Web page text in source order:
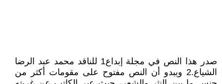
صدر هذا النص في مجلة إبداع1 للناقد محمد عبد الرضا
الشياع.2 ويبدو أن النص مفتوح على مقومات أكثر من